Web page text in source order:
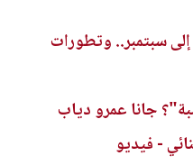
سبتمبر.. وتطورات
جانا عمرو دياب
- فيديو